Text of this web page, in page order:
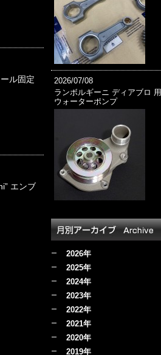
ル固定
エンブ
2026/07/08
ランボルギーニ ディアブロ 用
ウォーターポンプ
2026年
2025年
2024年
2023年
2022年
2021年
2020年
2019年